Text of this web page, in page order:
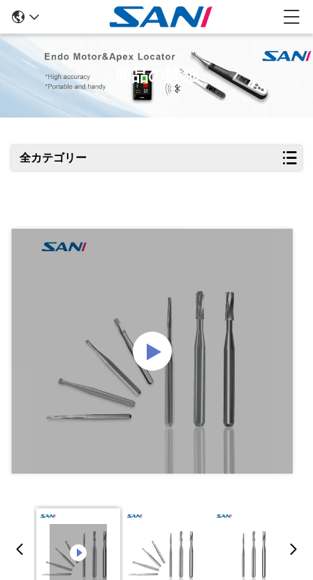
商品の詳細
全カテゴリー